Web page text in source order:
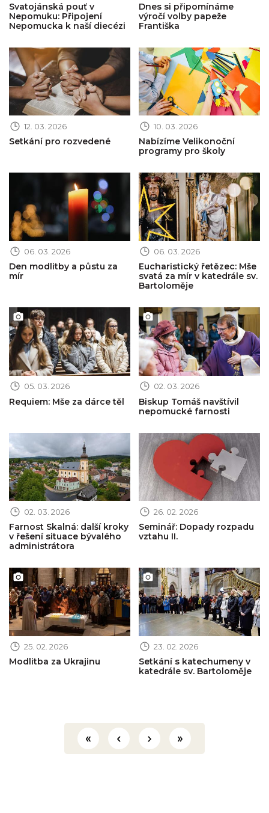
Svatojánská pouť v
Nepomuku: Připojení
Nepomucka k naší diecézi
Dnes si připomínáme
výročí volby papeže
Františka
Obrázek novinky
12. 03. 2026
Setkání pro rozvedené
Obrázek novinky
10. 03. 2026
Nabízíme Velikonoční
programy pro školy
Obrázek novinky
06. 03. 2026
Den modlitby a půstu za
mír
Obrázek novinky
06. 03. 2026
Eucharistický řetězec: Mše
svatá za mír v katedrále sv.
Bartoloměje
Obrázek novinky
05. 03. 2026
Requiem: Mše za dárce těl
Obrázek novinky
02. 03. 2026
Biskup Tomáš navštívil
nepomucké farnosti
Obrázek novinky
02. 03. 2026
Farnost Skalná: další kroky
v řešení situace bývalého
administrátora
Obrázek novinky
26. 02. 2026
Seminář: Dopady rozpadu
vztahu II.
Obrázek novinky
25. 02. 2026
Modlitba za Ukrajinu
Obrázek novinky
23. 02. 2026
Setkání s katechumeny v
katedrále sv. Bartoloměje